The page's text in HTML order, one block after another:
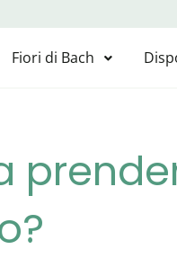
BIOLINE, NOVACELL
Fiori di Bach